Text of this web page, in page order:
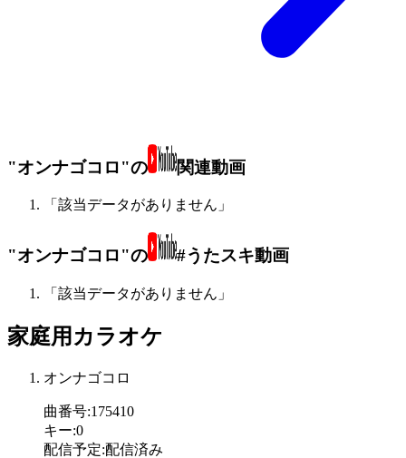
"オンナゴコロ"の 関連動画
「該当データがありません」
"オンナゴコロ"の #うたスキ動画
「該当データがありません」
家庭用カラオケ
オンナゴコロ
曲番号:175410
キー:0
配信予定:配信済み